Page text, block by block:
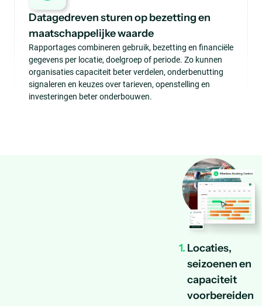
Datagedreven sturen op bezetting en
maatschappelijke waarde
Rapportages combineren gebruik, bezetting en financiële
gegevens per locatie, doelgroep of periode. Zo kunnen
organisaties capaciteit beter verdelen, onderbenutting
signaleren en keuzes over tarieven, openstelling en
investeringen beter onderbouwen.
1. Locaties,
seizoenen en
capaciteit
voorbereiden